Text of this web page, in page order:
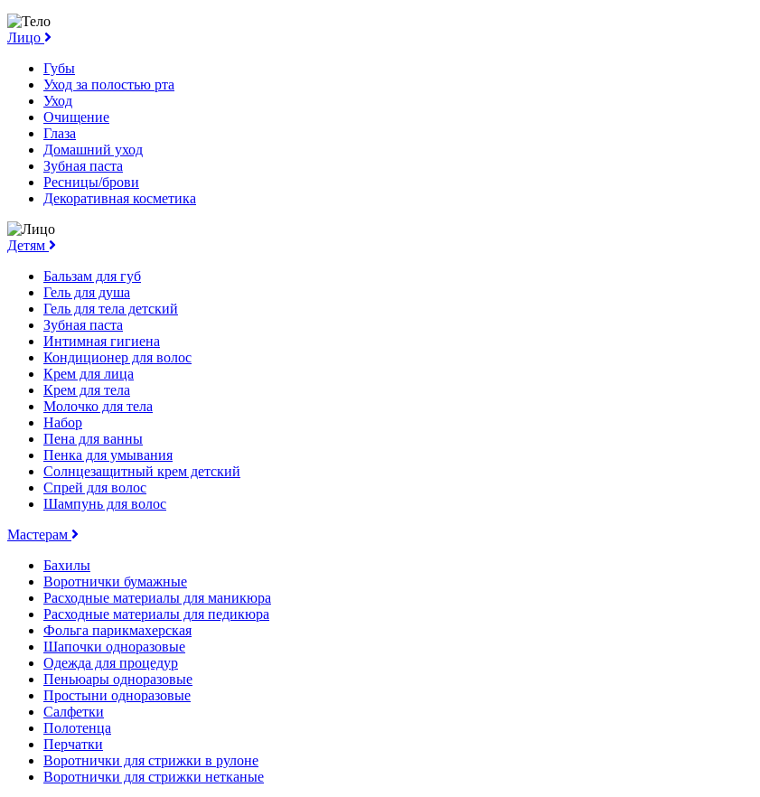
Лицо
Губы
Уход за полостью рта
Уход
Очищение
Глаза
Домашний уход
Зубная паста
Ресницы/брови
Декоративная косметика
Детям
Бальзам для губ
Гель для душа
Гель для тела детский
Зубная паста
Интимная гигиена
Кондиционер для волос
Крем для лица
Крем для тела
Молочко для тела
Набор
Пена для ванны
Пенка для умывания
Солнцезащитный крем детский
Спрей для волос
Шампунь для волос
Мастерам
Бахилы
Воротнички бумажные
Расходные материалы для маникюра
Расходные материалы для педикюра
Фольга парикмахерская
Шапочки одноразовые
Одежда для процедур
Пеньюары одноразовые
Простыни одноразовые
Салфетки
Полотенца
Перчатки
Воротнички для стрижки в рулоне
Воротнички для стрижки нетканые